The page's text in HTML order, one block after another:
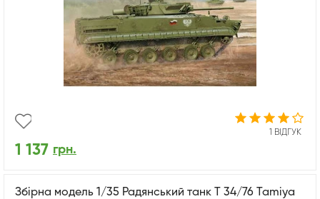
1 ВІДГУК
1 137 грн.
Збірна модель 1/35 Радянський танк Т 34/76 Tamiya